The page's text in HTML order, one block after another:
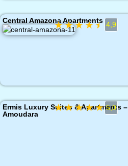
Central Amazona Apartments
★★★★★ 4,9
Ermis Luxury Suites & Apartments –
Amoudara
★★★★★ 5,0